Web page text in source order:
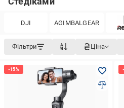
DJI AGIMBALGEAR
Фільтри Ціна